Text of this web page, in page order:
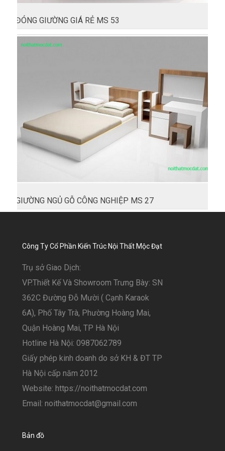
ĐÓNG GIƯỜNG GIÁ RẺ MS 53
GIƯỜNG NGỦ GỖ CÔNG NGHIỆP MS 27
Công Ty Cổ Phần Kiến Trúc Nội Thất Mộc Đạt
Trụ sở Giao Dịch:
VP.Thiết Kế Và Showroom Trưng Bày: SN
362C Đường Đỗ Mười ( Cạnh Karaok
6A), Phố Tây Trà, Phường Hoàng Mai,
Quận Hoàng Mai, TP Hà Nội
Hotline Hà Nội: 0987062789
Giấy phép kinh doanh do sở KH & ĐT TP
Hà Nội cấp năm 2012
Website: https://noithatmocdat.com
Email: noithatmocdat@gmail.com
Bản đồ